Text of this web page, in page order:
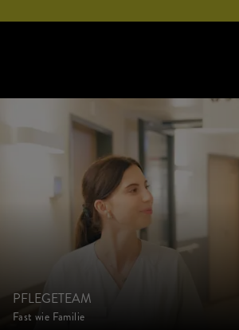
PFLEGETEAM
Fast wie Familie